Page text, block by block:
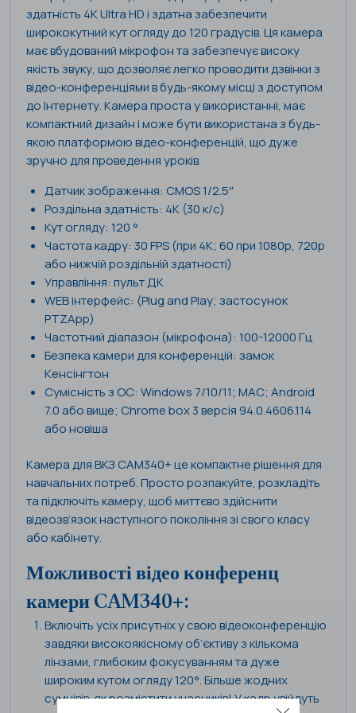
здатність 4K Ultra HD і здатна забезпечити
ширококутний кут огляду до 120 градусів. Ця камера
має вбудований мікрофон та забезпечує високу
якість звуку, що дозволяє легко проводити дзвінки з
відео-конференціями в будь-якому місці з доступом
до Інтернету. Камера проста у використанні, має
компактний дизайн і може бути використана з будь-
якою платформою відео-конференцій, що дуже
зручно для проведення уроків.
Датчик зображення: CMOS 1/2.5″
Роздільна здатність: 4K (30 к/с)
Кут огляду: 120 °
Частота кадру: 30 FPS (при 4K; 60 при 1080p, 720p
або нижчій роздільній здатності)
Управління: пульт ДК
WEB інтерфейс: (Plug and Play; застосунок
PTZApp)
Частотний діапазон (мікрофона): 100-12000 Гц
Безпека камери для конференцій: замок
Кенсінгтон
Сумісність з ОС: Windows 7/10/11; MAC; Android
7.0 або вище; Chrome box 3 версія 94.0.4606.114
або новіша
Камера для ВКЗ CAM340+ це компактне рішення для
навчальних потреб. Просто розпакуйте, розкладіть
та підключіть камеру, щоб миттєво здійснити
відеозв’язок наступного покоління зі свого класу
або кабінету.
Можливості відео конференц
камери CAM340+:
Включіть усіх присутніх у свою відеоконференцію
завдяки високоякісному об’єктиву з кількома
лінзами, глибоким фокусуванням та дуже
широким кутом огляду 120°. Більше жодних
сумнівів, як розмістити учасників! У кадр увійдуть